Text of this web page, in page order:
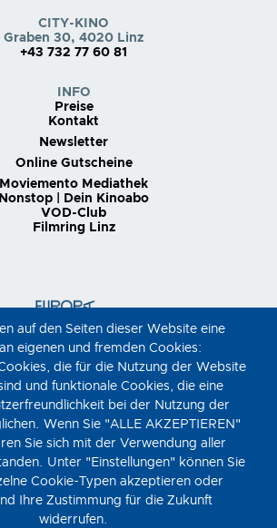
CITY-KINO
Graben 30, 4020 Linz
+43 732 77 60 81
INFO
Preise
Kontakt
Newsletter
Online Gutscheine
Moviemento Mediathek
Nonstop | Dein Kinoabo
VOD-Club
Filmring Linz
auf den Seiten dieser Website eine
eigenen und fremden Cookies:
die für die Nutzung der Website
und funktionale Cookies, die eine
bei der Nutzung der
Wenn Sie "ALLE AKZEPTIEREN"
Sie sich mit der Verwendung aller
Unter "Einstellungen" können Sie
Cookie-Typen akzeptieren oder
Ihre Zustimmung für die Zukunft
widerrufen.